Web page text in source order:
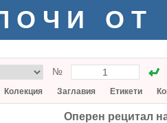
ОТ
№
Колекция Заглавия Етикети
Оперен рецитал